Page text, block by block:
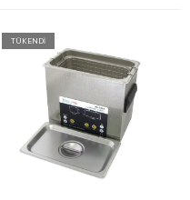
TÜKENDİ